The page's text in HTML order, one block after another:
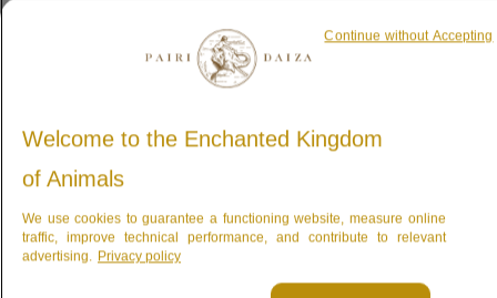
Un ruminant de la sous-
famille des caprins
Welcome to the Enchanted Kingdom
of Animals
We use cookies to guarantee a functioning website, measure online
traffic, improve technical performance, and contribute to relevant
advertising. Privacy policy
Continue without Accepting